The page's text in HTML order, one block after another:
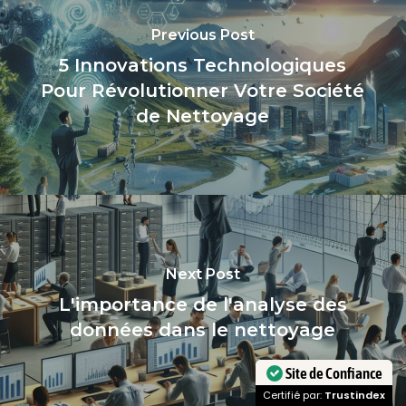
Previous Post
5 Innovations Technologiques
Pour Révolutionner Votre Société
de Nettoyage
Next Post
L'importance de l'analyse des
données dans le nettoyage
Site de Confiance
Certifié par: Trustindex